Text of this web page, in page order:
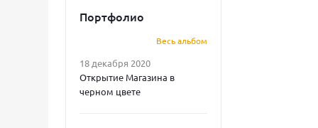
Портфолио
Весь альбом
18 декабря 2020
Открытие Магазина в
черном цвете